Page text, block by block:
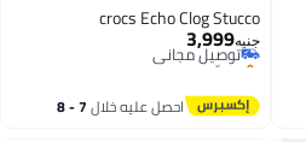
crocs Echo Clog Stucco
جنيه3,999
توصيل مجاني
بتخلّص بسرعة
توصيل مجاني
احصل عليه خلال 7 - 8